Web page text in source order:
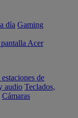
día Gaming
Acer
de
audio Teclados,
Cámaras